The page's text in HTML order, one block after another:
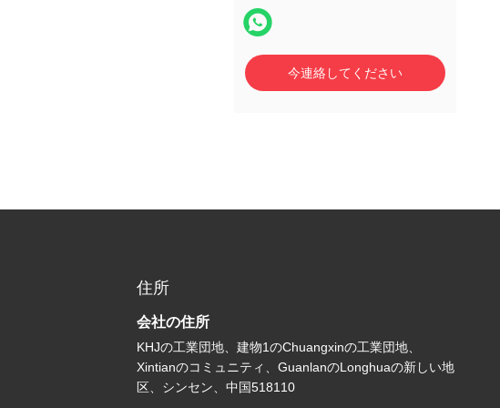
今連絡してください
住所
会社の住所
KHJの工業団地、建物1のChuangxinの工業団地、
Xintianのコミュニティ、GuanlanのLonghuaの新しい地
区、シンセン、中国518110